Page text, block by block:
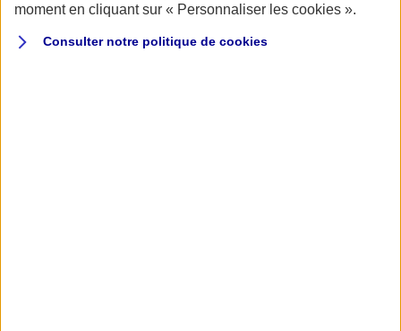
moment en cliquant sur « Personnaliser les cookies ».
Consulter notre politique de cookies
▶